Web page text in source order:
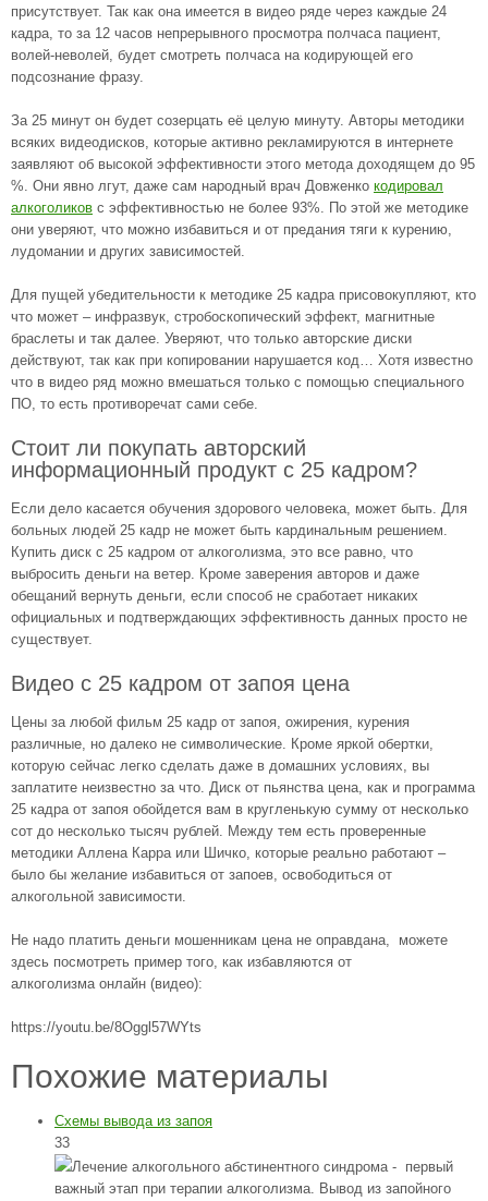
присутствует. Так как она имеется в видео ряде через каждые 24
кадра, то за 12 часов непрерывного просмотра полчаса пациент,
волей-неволей, будет смотреть полчаса на кодирующей его
подсознание фразу.
За 25 минут он будет созерцать её целую минуту. Авторы методики
всяких видеодисков, которые активно рекламируются в интернете
заявляют об высокой эффективности этого метода доходящем до 95
%. Они явно лгут, даже сам народный врач Довженко кодировал
алкоголиков с эффективностью не более 93%. По этой же методике
они уверяют, что можно избавиться и от предания тяги к курению,
лудомании и других зависимостей.
Для пущей убедительности к методике 25 кадра присовокупляют, кто
что может – инфразвук, стробоскопический эффект, магнитные
браслеты и так далее. Уверяют, что только авторские диски
действуют, так как при копировании нарушается код… Хотя известно
что в видео ряд можно вмешаться только с помощью специального
ПО, то есть противоречат сами себе.
Стоит ли покупать авторский
информационный продукт с 25 кадром?
Если дело касается обучения здорового человека, может быть. Для
больных людей 25 кадр не может быть кардинальным решением.
Купить диск с 25 кадром от алкоголизма, это все равно, что
выбросить деньги на ветер. Кроме заверения авторов и даже
обещаний вернуть деньги, если способ не сработает никаких
официальных и подтверждающих эффективность данных просто не
существует.
Видео с 25 кадром от запоя цена
Цены за любой фильм 25 кадр от запоя, ожирения, курения
различные, но далеко не символические. Кроме яркой обертки,
которую сейчас легко сделать даже в домашних условиях, вы
заплатите неизвестно за что. Диск от пьянства цена, как и программа
25 кадра от запоя обойдется вам в кругленькую сумму от несколько
сот до несколько тысяч рублей. Между тем есть проверенные
методики Аллена Карра или Шичко, которые реально работают –
было бы желание избавиться от запоев, освободиться от
алкогольной зависимости.
Не надо платить деньги мошенникам цена не оправдана, можете
здесь посмотреть пример того, как избавляются от
алкоголизма онлайн (видео):
https://youtu.be/8Oggl57WYts
Похожие материалы
Схемы вывода из запоя
33
Лечение алкогольного абстинентного синдрома - первый
важный этап при терапии алкоголизма. Вывод из запойного